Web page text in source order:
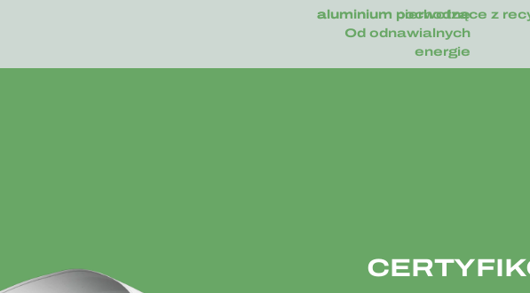
aluminium pochodzące z
aluminium pierwotne
Od odnawialnych
energie